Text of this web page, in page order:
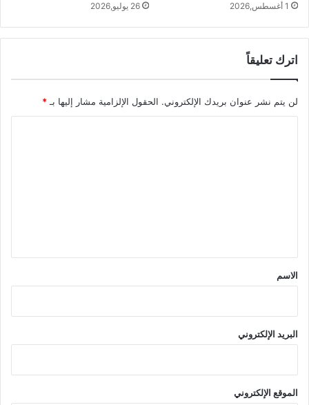
1 أغسطس,2026 26 يوليو,2026
اترك تعليقاً
لن يتم نشر عنوان بريدك الإلكتروني. الحقول الإلزامية مشار إليها بـ *
*
الاسم
البريد الإلكتروني
الموقع الإلكتروني